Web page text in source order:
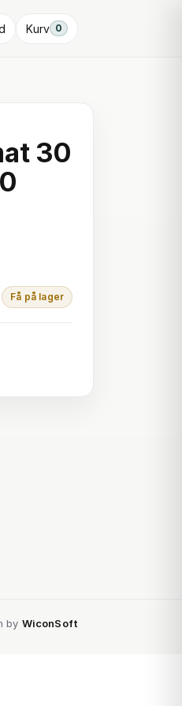
Kurv 0
30
Få på lager
by WiconSoft